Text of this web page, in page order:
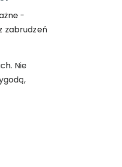
-
zabrudzeń
Nie